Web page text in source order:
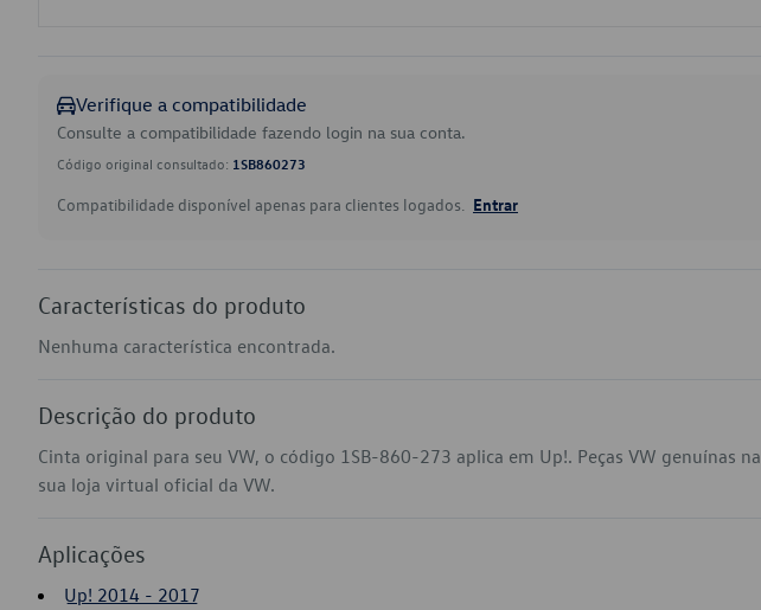
Verifique a compatibilidade
Consulte a compatibilidade fazendo login na sua conta.
Código original consultado: 1SB860273
Compatibilidade disponível apenas para clientes logados. Entrar
Características do produto
Nenhuma característica encontrada.
Descrição do produto
Cinta original para seu VW, o código 1SB-860-273 aplica em Up!. Peças VW genuínas na
sua loja virtual oficial da VW.
Aplicações
Up! 2014 - 2017